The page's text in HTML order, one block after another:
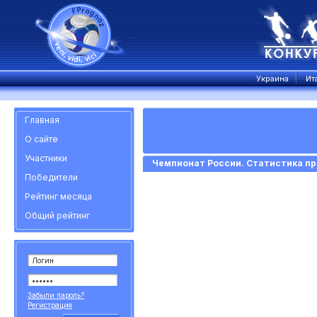
Украина
Главная
О сайте
Участники
Победители
Рейтинг месяца
Общий рейтинг
Забыли пароль?
Регистрация
Чемпионат России. Статистика